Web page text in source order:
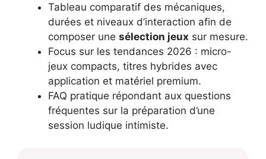
Tableau comparatif des mécaniques,
durées et niveaux d’interaction afin de
composer une sélection jeux sur mesure.
Focus sur les tendances 2026 : micro-
jeux compacts, titres hybrides avec
application et matériel premium.
FAQ pratique répondant aux questions
fréquentes sur la préparation d’une
session ludique intimiste.